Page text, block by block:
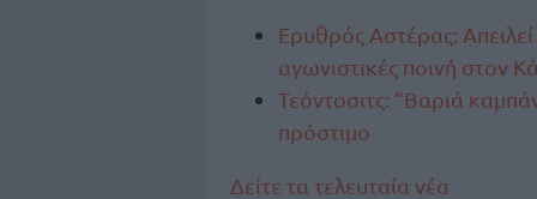
Ερυθρός Αστέρας:
αγωνιστικές ποινή στον
Τεόντοσιτς: “Βαριά
πρόστιμο
Δείτε τα τελευταία νέα